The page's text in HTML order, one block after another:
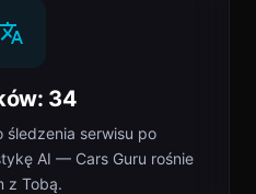
34
serwisu po
AI — Cars Guru rośnie
z Tobą.